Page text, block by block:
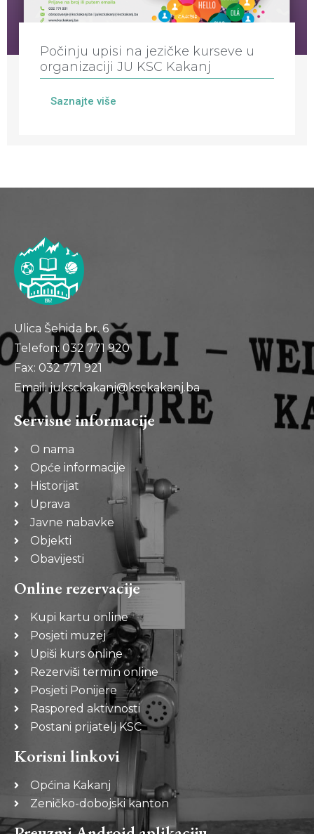
Počinju upisi na jezičke kurseve u
organizaciji JU KSC Kakanj
Saznajte više
Ulica Šehida br. 6
Telefon: 032 771 920
Fax: 032 771 921
Email: juksckakanj@ksckakanj.ba
Servisne informacije
O nama
Opće informacije
Historijat
Uprava
Javne nabavke
Objekti
Obavijesti
Online rezervacije
Kupi kartu online
Posjeti muzej
Upiši kurs online
Rezerviši termin online
Posjeti Ponijere
Raspored aktivnosti
Postani prijatelj KSC
Korisni linkovi
Općina Kakanj
Zeničko-dobojski kanton